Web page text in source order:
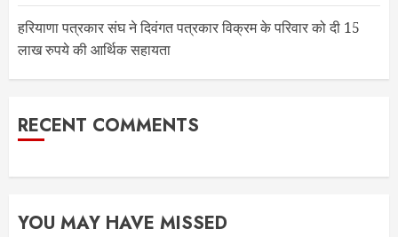
हरियाणा पत्रकार संघ ने दिवंगत पत्रकार विक्रम के परिवार को दी 15
लाख रुपये की आर्थिक सहायता
RECENT COMMENTS
YOU MAY HAVE MISSED